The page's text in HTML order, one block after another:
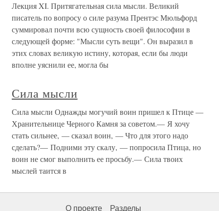
Лекция XI. Притягательная сила мысли. Великий
писатель по вопросу о силе разума Прентэс Мюльфорд
суммировал почти всю сущность своей философии в
следующей форме: "Мысли суть вещи". Он выразил в
этих словах великую истину, которая, если бы люди
вполне уяснили ее, могла бы
Сила мысли
Сила мысли Однажды могучий воин пришел к Птице —
Хранительнице Черного Камня за советом.— Я хочу
стать сильнее, — сказал воин, — Что для этого надо
сделать?— Подними эту скалу, — попросила Птица, но
воин не смог выполнить ее просьбу.— Сила твоих
мыслей таится в
О проекте Разделы